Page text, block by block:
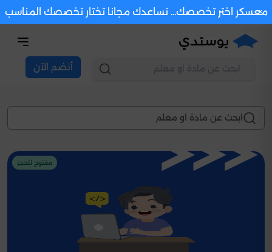
معسكر اختر تخصصك... نساعدك مجانا تختار تخصصك المناسب
×
أنضم الآن دورات تدريبية
مفتوح للحجز